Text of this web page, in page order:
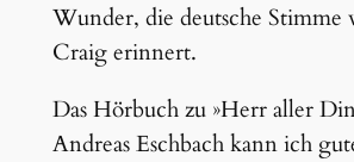
Wunder, die deutsche Stimme
Craig erinnert.
Das Hörbuch zu »Herr aller
Andreas Eschbach kann ich